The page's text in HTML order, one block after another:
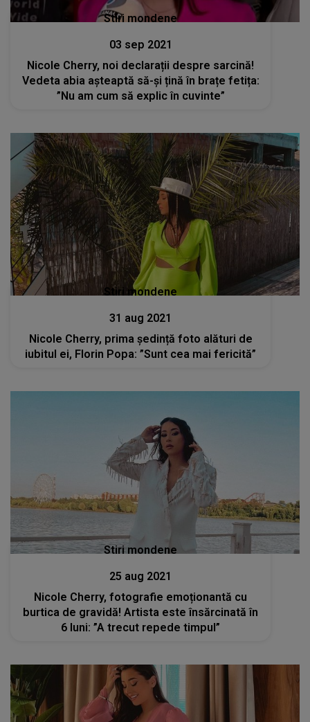
Stiri mondene
03 sep 2021
Nicole Cherry, noi declarații despre sarcină!
Vedeta abia așteaptă să-și țină în brațe fetița:
”Nu am cum să explic în cuvinte”
Stiri mondene
31 aug 2021
Nicole Cherry, prima ședință foto alături de
iubitul ei, Florin Popa: ”Sunt cea mai fericită”
Stiri mondene
25 aug 2021
Nicole Cherry, fotografie emoționantă cu
burtica de gravidă! Artista este însărcinată în
6 luni: ”A trecut repede timpul”